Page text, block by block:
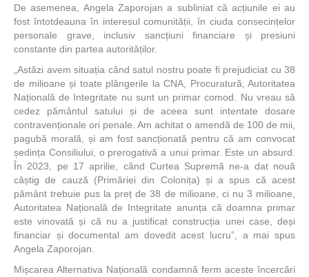
De asemenea, Angela Zaporojan a subliniat că acțiunile ei au
fost întotdeauna în interesul comunității, în ciuda consecințelor
personale grave, inclusiv sancțiuni financiare și presiuni
constante din partea autorităților.
„Astăzi avem situația când satul nostru poate fi prejudiciat cu 38
de milioane și toate plângerile la CNA, Procuratură, Autoritatea
Națională de Integritate nu sunt un primar comod. Nu vreau să
cedez pământul satului și de aceea sunt intentate dosare
contravenționale ori penale. Am achitat o amendă de 100 de mii,
pagubă morală, și am fost sancționată pentru că am convocat
ședința Consiliului, o prerogativă a unui primar. Este un absurd.
În 2023, pe 17 aprilie, când Curtea Supremă ne-a dat nouă
câștig de cauză (Primăriei din Colonița) și a spus că acest
pământ trebuie pus la preț de 38 de milioane, ci nu 3 milioane,
Autoritatea Națională de Integritate anunța că doamna primar
este vinovată și că nu a justificat construcția unei case, deși
financiar și documental am dovedit acest lucru”, a mai spus
Angela Zaporojan.
Mișcarea Alternativa Națională condamnă ferm aceste încercări